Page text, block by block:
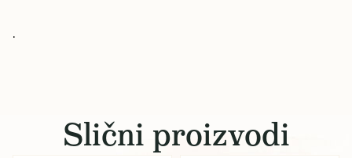
.
Slični proizvodi